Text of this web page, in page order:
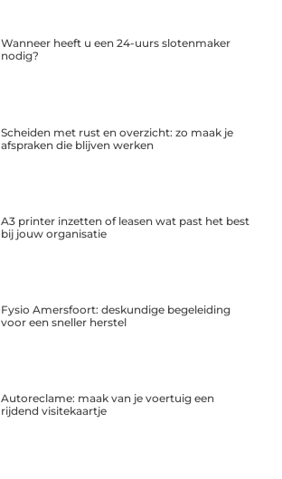
Wanneer heeft u een 24-uurs slotenmaker
nodig?
Scheiden met rust en overzicht: zo maak je
afspraken die blijven werken
A3 printer inzetten of leasen wat past het best
bij jouw organisatie
Fysio Amersfoort: deskundige begeleiding
voor een sneller herstel
Autoreclame: maak van je voertuig een
rijdend visitekaartje